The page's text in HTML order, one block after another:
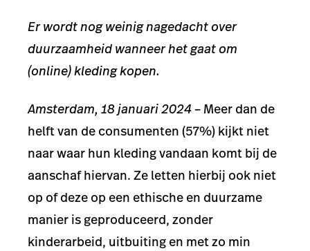
Er wordt nog weinig nagedacht over
duurzaamheid wanneer het gaat om
(online) kleding kopen.
Amsterdam, 18 januari 2024– Meer dan de
helft van de consumenten (57%) kijkt niet
naar waar hun kleding vandaan komt bij de
aanschaf hiervan. Ze letten hierbij ook niet
op of deze op een ethische en duurzame
manier is geproduceerd, zonder
kinderarbeid, uitbuiting en met zo min